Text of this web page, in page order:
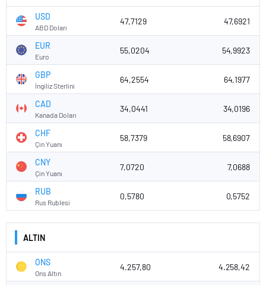
USD
ABD Doları
47,7129 47,6921
EUR
Euro
55,0204 54,9923
GBP
İngiliz Sterlini
64,2554 64,1977
CAD
Kanada Doları
34,0441 34,0196
CHF
Çin Yuanı
58,7379 58,6907
CNY
Çin Yuanı
7,0720 7,0688
RUB
Rus Rublesi
0,5780 0,5752
ALTIN
ONS
Ons Altın
4.257,80 4.258,42